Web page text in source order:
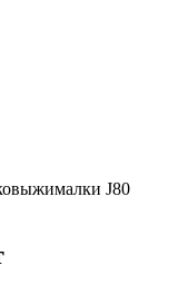
J80